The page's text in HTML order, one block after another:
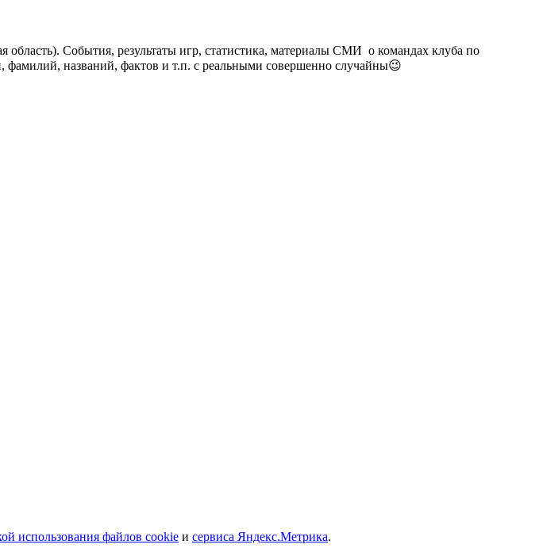
События, результаты игр, статистика, материалы СМИ о командах клуба по
фамилий, названий, фактов и т.п. с реальными совершенно случайны😉
использования файлов cookie и сервиса Яндекс.Метрика.